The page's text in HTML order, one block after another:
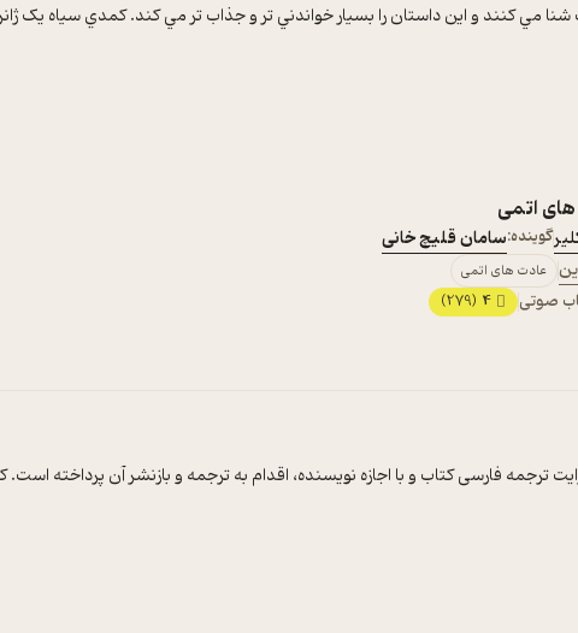
مي کنند و اين داستان را بسيار خواندني تر و جذاب تر مي کند. کمدي سياه يک
اتمی
گوینده:سامان قلیچ خانی
عادت های اتمی
صوتی 4
(279)
رایت ترجمه فارسی کتاب و با اجازه نویسنده، اقدام به ترجمه و بازنشر آن